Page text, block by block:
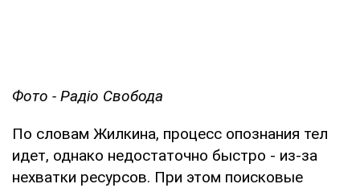
Фото - Радіо Свобода
По словам Жилкина, процесс опознания тел
идет, однако недостаточно быстро - из-за
нехватки ресурсов. При этом поисковые